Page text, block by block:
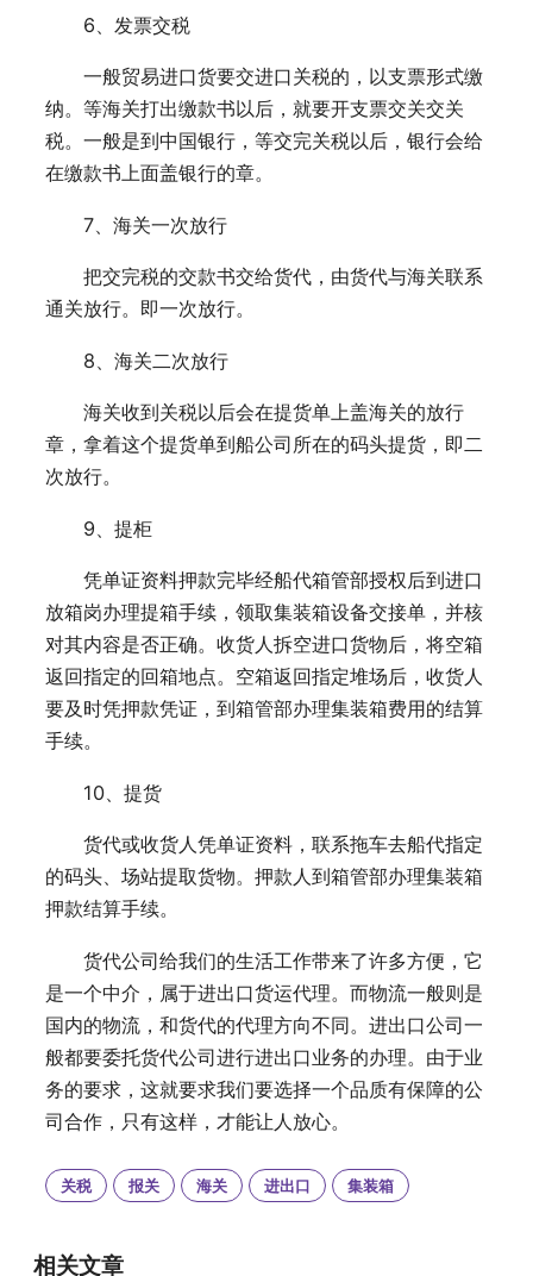
6、发票交税
一般贸易进口货要交进口关税的，以支票形式缴
纳。等海关打出缴款书以后，就要开支票交关交关
税。一般是到中国银行，等交完关税以后，银行会给
在缴款书上面盖银行的章。
7、海关一次放行
把交完税的交款书交给货代，由货代与海关联系
通关放行。即一次放行。
8、海关二次放行
海关收到关税以后会在提货单上盖海关的放行
章，拿着这个提货单到船公司所在的码头提货，即二
次放行。
9、提柜
凭单证资料押款完毕经船代箱管部授权后到进口
放箱岗办理提箱手续，领取集装箱设备交接单，并核
对其内容是否正确。收货人拆空进口货物后，将空箱
返回指定的回箱地点。空箱返回指定堆场后，收货人
要及时凭押款凭证，到箱管部办理集装箱费用的结算
手续。
10、提货
货代或收货人凭单证资料，联系拖车去船代指定
的码头、场站提取货物。押款人到箱管部办理集装箱
押款结算手续。
货代公司给我们的生活工作带来了许多方便，它
是一个中介，属于进出口货运代理。而物流一般则是
国内的物流，和货代的代理方向不同。进出口公司一
般都要委托货代公司进行进出口业务的办理。由于业
务的要求，这就要求我们要选择一个品质有保障的公
司合作，只有这样，才能让人放心。
关税 报关 海关 进出口 集装箱
相关文章